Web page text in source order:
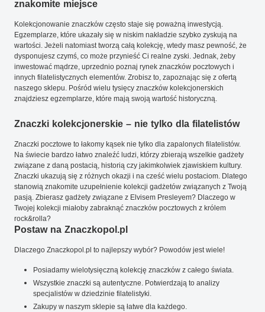
znakomite miejsce
Kolekcjonowanie znaczków często staje się poważną inwestycją.
Egzemplarze, które ukazały się w niskim nakładzie szybko zyskują na
wartości. Jeżeli natomiast tworzą całą kolekcję, wtedy masz pewność, że
dysponujesz czymś, co może przynieść Ci realne zyski. Jednak, żeby
inwestować mądrze, uprzednio poznaj rynek znaczków pocztowych i
innych filatelistycznych elementów. Zrobisz to, zapoznając się z ofertą
naszego sklepu. Pośród wielu tysięcy znaczków kolekcjonerskich
znajdziesz egzemplarze, które mają swoją wartość historyczną.
Znaczki kolekcjonerskie – nie tylko dla filatelistów
Znaczki pocztowe to łakomy kąsek nie tylko dla zapalonych filatelistów.
Na świecie bardzo łatwo znaleźć ludzi, którzy zbierają wszelkie gadżety
związane z daną postacią, historią czy jakimkolwiek zjawiskiem kultury.
Znaczki ukazują się z różnych okazji i na cześć wielu postaciom. Dlatego
stanowią znakomite uzupełnienie kolekcji gadżetów związanych z Twoją
pasją. Zbierasz gadżety związane z Elvisem Presleyem? Dlaczego w
Twojej kolekcji miałoby zabraknąć znaczków pocztowych z królem
rock&rolla?
Postaw na Znaczkopol.pl
Dlaczego Znaczkopol.pl to najlepszy wybór? Powodów jest wiele!
Posiadamy wielotysięczną kolekcję znaczków z całego świata.
Wszystkie znaczki są autentyczne. Potwierdzają to analizy
specjalistów w dziedzinie filatelistyki.
Zakupy w naszym sklepie są łatwe dla każdego.